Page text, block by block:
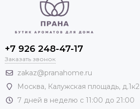
+7 926 248-47-17
Заказать звонок
zakaz@pranahome.ru
Москва, Калужская площадь, д.1к2
7 дней в неделю с 11:00 до 21:00